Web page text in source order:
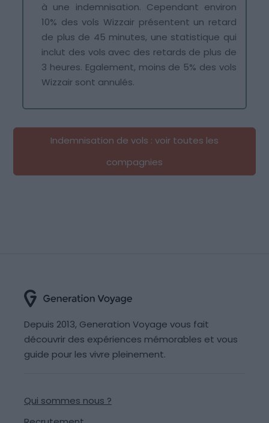
à une indemnisation. Cependant environ
10% des vols Wizzair présentent un retard
de plus de 45 minutes, une statistique qui
inclut des vols avec des retards de plus de
3 heures. Egalement, moins de 5% des vols
Wizzair sont annulés.
Indemnisation de vols : voir toutes les
compagnies
Depuis 2013, Generation Voyage vous fait
découvrir des expériences mémorables et vous
guide pour les vivre pleinement.
Qui sommes nous ?